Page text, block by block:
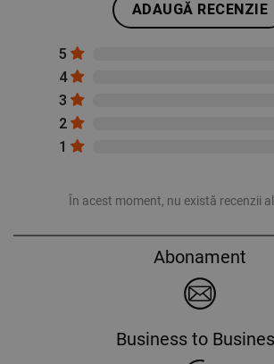
ADAUGĂ RECENZIE
5
4
3
2
1
În acest moment, nu există recenzii
Abonament
Business to